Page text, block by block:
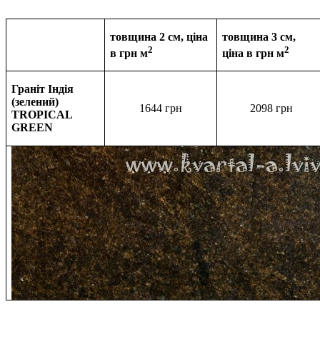
товщина 2 см, ціна
в грн м2
товщина 3 см,
ціна в грн м2
Граніт Індія
(зелений)
TROPICAL
GREEN
1644 грн 2098 грн